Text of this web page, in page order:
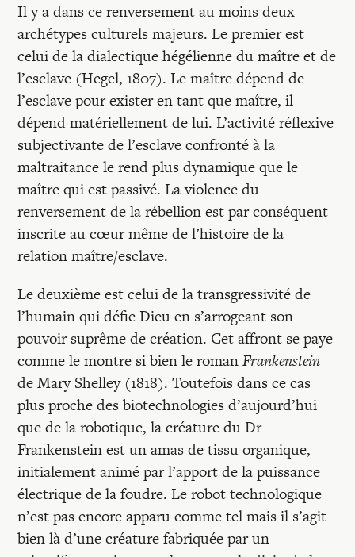
Il y a dans ce renversement au moins deux
archétypes culturels majeurs. Le premier est
celui de la dialectique hégélienne du maître et de
l’esclave (Hegel, 1807). Le maître dépend de
l’esclave pour exister en tant que maître, il
dépend matériellement de lui. L’activité réflexive
subjectivante de l’esclave confronté à la
maltraitance le rend plus dynamique que le
maître qui est passivé. La violence du
renversement de la rébellion est par conséquent
inscrite au cœur même de l’histoire de la
relation maître/esclave.
Le deuxième est celui de la transgressivité de
l’humain qui défie Dieu en s’arrogeant son
pouvoir suprême de création. Cet affront se paye
comme le montre si bien le romanFrankenstein
de Mary Shelley (1818). Toutefois dans ce cas
plus proche des biotechnologies d’aujourd’hui
que de la robotique, la créature du Dr
Frankenstein est un amas de tissu organique,
initialement animé par l’apport de la puissance
électrique de la foudre. Le robot technologique
n’est pas encore apparu comme tel mais il s’agit
bien là d’une créature fabriquée par un